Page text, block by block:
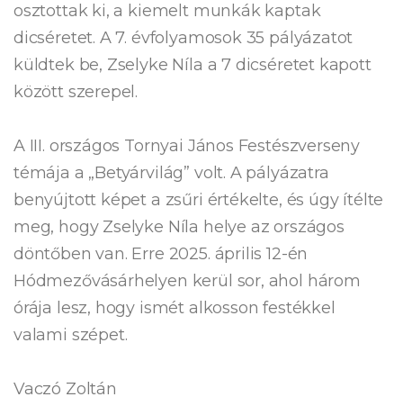
osztottak ki, a kiemelt munkák kaptak
dicséretet. A 7. évfolyamosok 35 pályázatot
küldtek be, Zselyke Níla a 7 dicséretet kapott
között szerepel.
A III. országos Tornyai János Festészverseny
témája a „Betyárvilág” volt. A pályázatra
benyújtott képet a zsűri értékelte, és úgy ítélte
meg, hogy Zselyke Níla helye az országos
döntőben van. Erre 2025. április 12-én
Hódmezővásárhelyen kerül sor, ahol három
órája lesz, hogy ismét alkosson festékkel
valami szépet.
Vaczó Zoltán